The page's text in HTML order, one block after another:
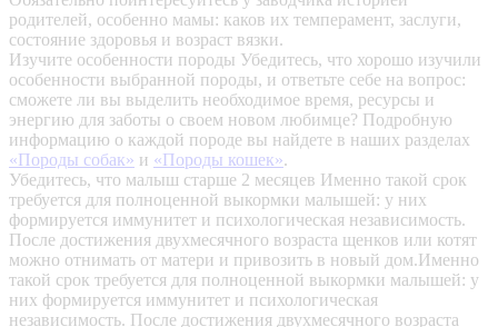
родителей, особенно мамы: каков их темперамент, заслуги,
состояние здоровья и возраст вязки.
Изучите особенности породы Убедитесь, что хорошо изучили
особенности выбранной породы, и ответьте себе на вопрос:
сможете ли вы выделить необходимое время, ресурсы и
энергию для заботы о своем новом любимце? Подробную
информацию о каждой породе вы найдете в наших разделах
«Породы собак» и «Породы кошек».
Убедитесь, что малыш старше 2 месяцев Именно такой срок
требуется для полноценной выкормки малышей: у них
формируется иммунитет и психологическая независимость.
После достижения двухмесячного возраста щенков или котят
можно отнимать от матери и привозить в новый дом.Именно
такой срок требуется для полноценной выкормки малышей: у
них формируется иммунитет и психологическая
независимость. После достижения двухмесячного возраста